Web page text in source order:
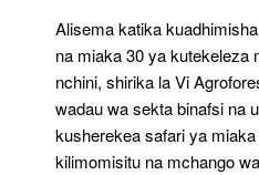
Alisema katika
na miaka 30 ya kutekeleza
nchini, shirika la Vi
wadau wa sekta binafsi na
kusherekea safari ya
kilimomisitu na mchango